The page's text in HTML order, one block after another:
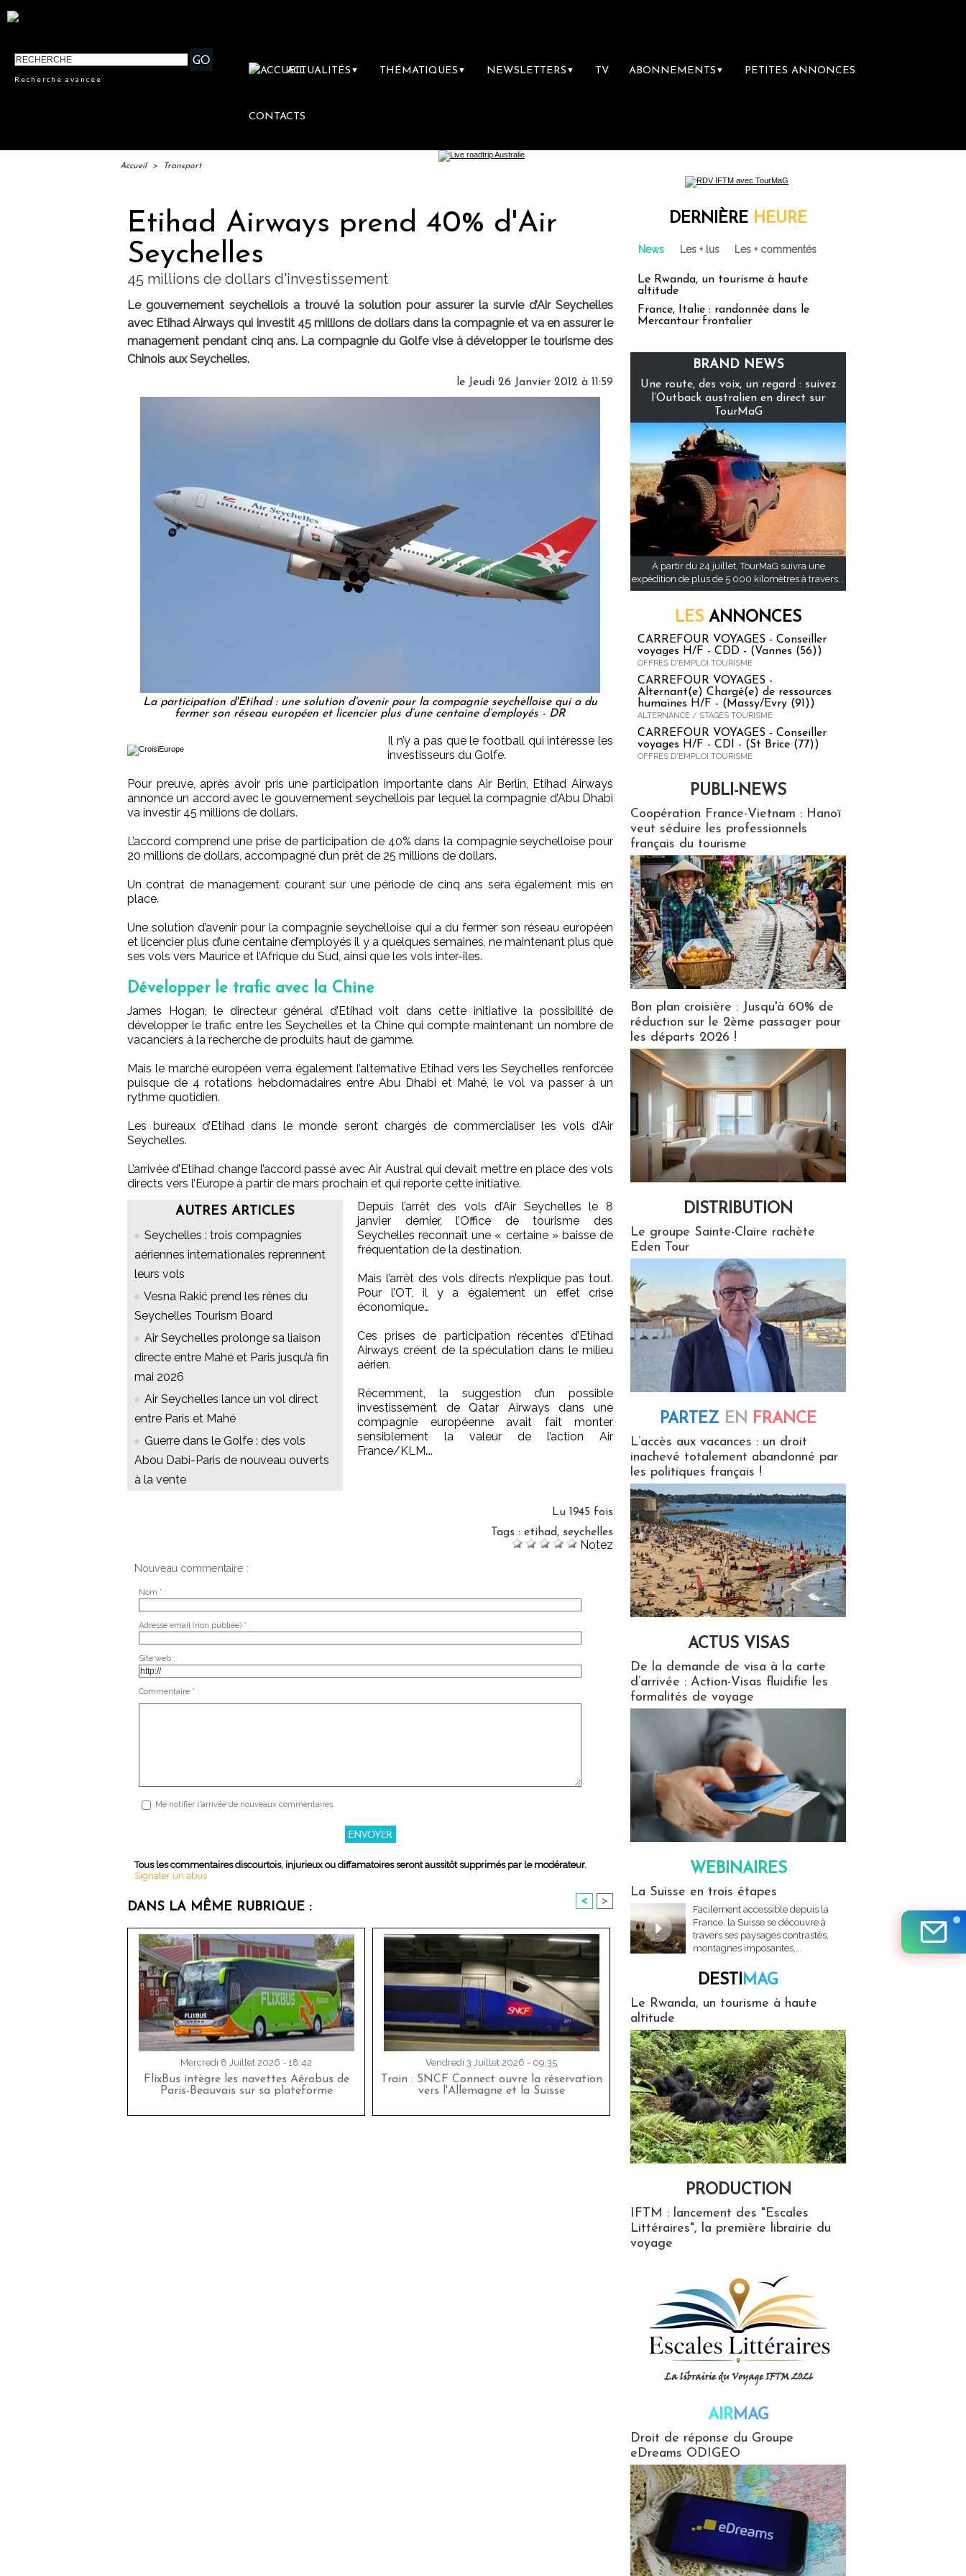
Recherche avancée
ACTUALITÉS ▼ THÉMATIQUES ▼ NEWSLETTERS ▼ TV ABONNEMENTS ▼ PETITES ANNONCES
CONTACTS
Accueil > Transport
Etihad Airways prend 40% d'Air
Seychelles
45 millions de dollars d'investissement
Le gouvernement seychellois a trouvé la solution pour assurer la survie d’Air Seychelles
avec Etihad Airways qui investit 45 millions de dollars dans la compagnie et va en assurer le
management pendant cinq ans. La compagnie du Golfe vise à développer le tourisme des
Chinois aux Seychelles.
le Jeudi 26 Janvier 2012 à 11:59
La participation d'Etihad : une solution d’avenir pour la compagnie seychelloise qui a du
fermer son réseau européen et licencier plus d’une centaine d’employés - DR
Il n’y a pas que le football qui intéresse les
investisseurs du Golfe.
Pour preuve, après avoir pris une participation importante dans Air Berlin, Etihad Airways
annonce un accord avec le gouvernement seychellois par lequel la compagnie d’Abu Dhabi
va investir 45 millions de dollars.
L’accord comprend une prise de participation de 40% dans la compagnie seychelloise pour
20 millions de dollars, accompagné d’un prêt de 25 millions de dollars.
Un contrat de management courant sur une période de cinq ans sera également mis en
place.
Une solution d’avenir pour la compagnie seychelloise qui a du fermer son réseau européen
et licencier plus d’une centaine d’employés il y a quelques semaines, ne maintenant plus que
ses vols vers Maurice et l’Afrique du Sud, ainsi que les vols inter-îles.
Développer le trafic avec la Chine
James Hogan, le directeur général d’Etihad voit dans cette initiative la possibilité de
développer le trafic entre les Seychelles et la Chine qui compte maintenant un nombre de
vacanciers à la recherche de produits haut de gamme.
Mais le marché européen verra également l’alternative Etihad vers les Seychelles renforcée
puisque de 4 rotations hebdomadaires entre Abu Dhabi et Mahé, le vol va passer à un
rythme quotidien.
Les bureaux d’Etihad dans le monde seront chargés de commercialiser les vols d’Air
Seychelles.
L’arrivée d’Etihad change l’accord passé avec Air Austral qui devait mettre en place des vols
directs vers l’Europe à partir de mars prochain et qui reporte cette initiative.
AUTRES ARTICLES
Seychelles : trois compagnies
aériennes internationales reprennent
leurs vols
Vesna Rakić prend les rênes du
Seychelles Tourism Board
Air Seychelles prolonge sa liaison
directe entre Mahé et Paris jusqu’à fin
mai 2026
Air Seychelles lance un vol direct
entre Paris et Mahé
Guerre dans le Golfe : des vols
Abou Dabi-Paris de nouveau ouverts
à la vente
Depuis l’arrêt des vols d’Air Seychelles le 8
janvier dernier, l’Office de tourisme des
Seychelles reconnaît une « certaine » baisse de
fréquentation de la destination.
Mais l’arrêt des vols directs n’explique pas tout.
Pour l’OT, il y a également un effet crise
économique…
Ces prises de participation récentes d’Etihad
Airways créent de la spéculation dans le milieu
aérien.
Récemment, la suggestion d’un possible
investissement de Qatar Airways dans une
compagnie européenne avait fait monter
sensiblement la valeur de l’action Air
France/KLM….
Lu 1945 fois
Tags : etihad, seychelles
Notez
Nouveau commentaire :
Nom * :
Adresse email (non publiée) * :
Site web :
Commentaire * :
Me notifier l'arrivée de nouveaux commentaires
Tous les commentaires discourtois, injurieux ou diffamatoires seront aussitôt supprimés par le modérateur.
Signaler un abus
DANS LA MÊME RUBRIQUE : < >
Mercredi 8 Juillet 2026 - 18:42
FlixBus intègre les navettes Aérobus de
Paris-Beauvais sur sa plateforme
Vendredi 3 Juillet 2026 - 09:35
Train : SNCF Connect ouvre la réservation
vers l'Allemagne et la Suisse
DERNIÈRE HEURE
News Les + lus Les + commentés
Le Rwanda, un tourisme à haute
altitude
France, Italie : randonnée dans le
Mercantour frontalier
BRAND NEWS
Une route, des voix, un regard : suivez
l’Outback australien en direct sur
TourMaG
À partir du 24 juillet, TourMaG suivra une
expédition de plus de 5 000 kilomètres à travers...
LES ANNONCES
CARREFOUR VOYAGES - Conseiller
voyages H/F - CDD - (Vannes (56))
OFFRES D'EMPLOI TOURISME
CARREFOUR VOYAGES -
Alternant(e) Chargé(e) de ressources
humaines H/F - (Massy/Evry (91))
ALTERNANCE / STAGES TOURISME
CARREFOUR VOYAGES - Conseiller
voyages H/F - CDI - (St Brice (77))
OFFRES D'EMPLOI TOURISME
PUBLI-NEWS
Coopération France-Vietnam : Hanoï
veut séduire les professionnels
français du tourisme
Bon plan croisière : Jusqu'à 60% de
réduction sur le 2ème passager pour
les départs 2026 !
DISTRIBUTION
Le groupe Sainte-Claire rachète
Eden Tour
PARTEZ EN FRANCE
L’accès aux vacances : un droit
inachevé totalement abandonné par
les politiques français !
ACTUS VISAS
De la demande de visa à la carte
d’arrivée : Action-Visas fluidifie les
formalités de voyage
WEBINAIRES
La Suisse en trois étapes
Facilement accessible depuis la
France, la Suisse se découvre à
travers ses paysages contrastés,
montagnes imposantes,...
DESTIMAG
Le Rwanda, un tourisme à haute
altitude
PRODUCTION
IFTM : lancement des "Escales
Littéraires", la première librairie du
voyage
AIRMAG
Droit de réponse du Groupe
eDreams ODIGEO